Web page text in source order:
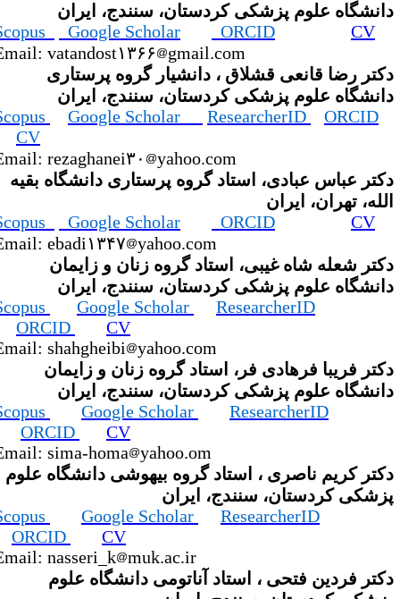
علوم پزشکی کردستان، سنندج، ایران
Scopus
Google Scholar ORCID
CV
Email: vatandost۱۳۶۶ gmail.com
رضا قانعی قشلاق ، دانشیار گروه پرستاری
علوم پزشکی کردستان، سنندج، ایران
Scopus
Google Scholar ResearcherID
ORCID
CV
Email: rezaghanei۳۰ yahoo.com
عباس عبادی، استاد گروه پرستاری دانشگاه بقیه
تهران، ایران
Scopus
Google Scholar ORCID
CV
Email: ebadi۱۳۴۷ yahoo.com
شعله شاه غیبی، استاد گروه زنان و زایمان
علوم پزشکی کردستان، سنندج، ایران
Scopus
Google Scholar
ResearcherID
ORCID
CV
Email: shahgheibi yahoo.com
فریبا فرهادی فر، استاد گروه زنان و زایمان
علوم پزشکی کردستان، سنندج، ایران
Scopus
Google Scholar
ResearcherID
ORCID
CV
Email: sima-homa yahoo.om
کریم ناصری ، استاد گروه بیهوشی دانشگاه علوم
کردستان، سنندج، ایران
Scopus
Google Scholar
ResearcherID
ORCID
CV
Email: nasseri_k muk.ac.ir
فردین فتحی ، استاد آناتومی دانشگاه علوم